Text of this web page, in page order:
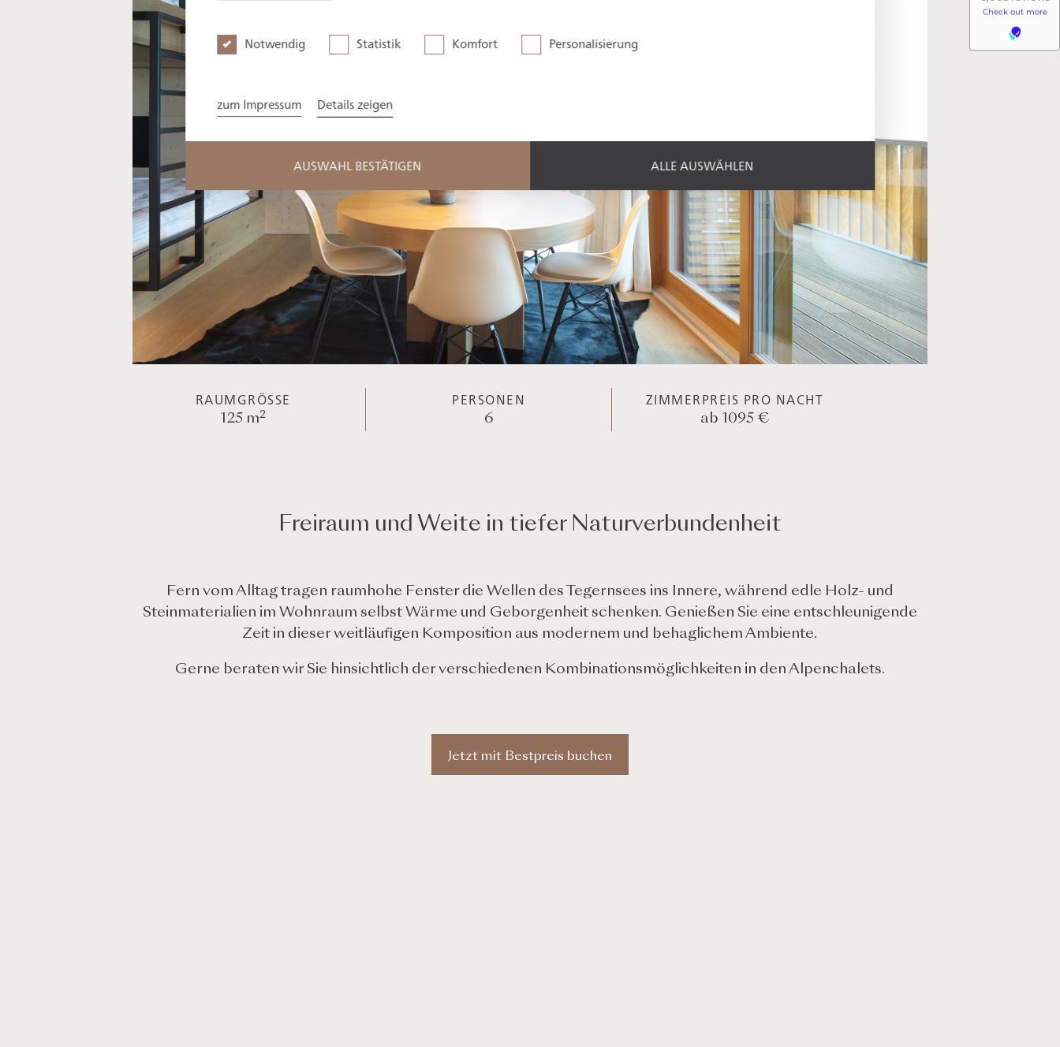
Notwendig Statistik Komfort Personalisierung
zum Impressum Details zeigen
AUSWAHL BESTÄTIGEN ALLE AUSWÄHLEN
RAUMGRÖSSE
125 m2
PERSONEN
6
ZIMMERPREIS PRO NACHT
ab 1095 €
Freiraum und Weite in tiefer Naturverbundenheit
Fern vom Alltag tragen raumhohe Fenster die Wellen des Tegernsees ins Innere, während edle Holz- und
Steinmaterialien im Wohnraum selbst Wärme und Geborgenheit schenken. Genießen Sie eine entschleunigende
Zeit in dieser weitläufigen Komposition aus modernem und behaglichem Ambiente.
Gerne beraten wir Sie hinsichtlich der verschiedenen Kombinationsmöglichkeiten in den Alpenchalets.
Jetzt mit Bestpreis buchen